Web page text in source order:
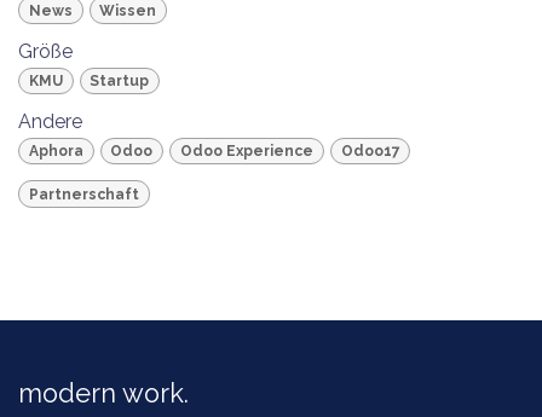
News Wissen
Größe
KMU Startup
Andere
Aphora Odoo Odoo Experience Odoo17
Partnerschaft
modern work.​